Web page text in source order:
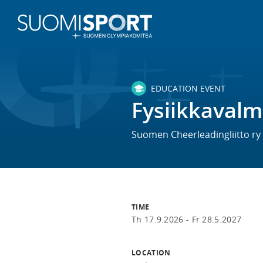
EDUCATION EVENT
Suomen Cheerleadingliitto ry
TIME
Th 17.9.2026 - Fr 28.5.2027
LOCATION